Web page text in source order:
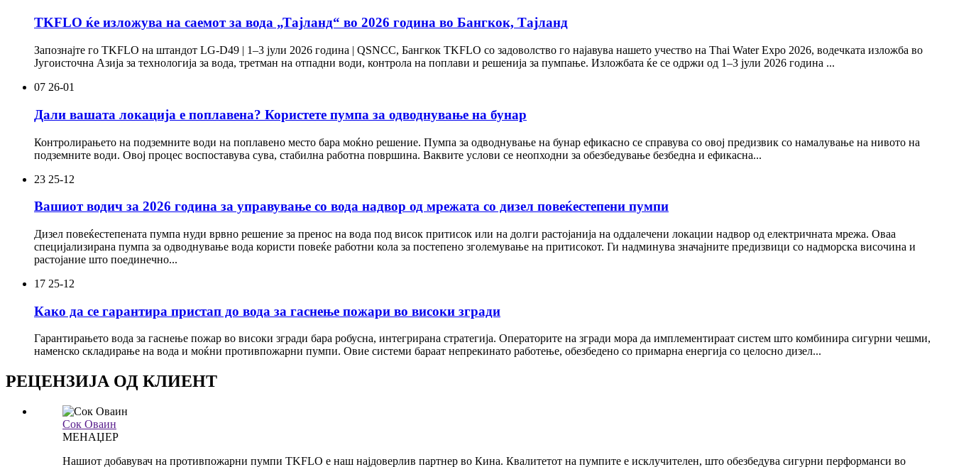
TKFLO ќе изложува на саемот за вода „Тајланд“ во 2026 година во Бангкок, Тајланд
Запознајте го TKFLO на штандот LG-D49 | 1–3 јули 2026 година | QSNCC, Бангкок TKFLO со задоволство го најавува нашето учество на Thai Water Expo 2026, водечката изложба во
Југоисточна Азија за технологија за вода, третман на отпадни води, контрола на поплави и решенија за пумпање. Изложбата ќе се одржи од 1–3 јули 2026 година ...
07 26-01
Дали вашата локација е поплавена? Користете пумпа за одводнување на бунар
Контролирањето на подземните води на поплавено место бара моќно решение. Пумпа за одводнување на бунар ефикасно се справува со овој предизвик со намалување на нивото на
подземните води. Овој процес воспоставува сува, стабилна работна површина. Ваквите услови се неопходни за обезбедување безбедна и ефикасна...
23 25-12
Вашиот водич за 2026 година за управување со вода надвор од мрежата со дизел повеќестепени пумпи
Дизел повеќестепената пумпа нуди врвно решение за пренос на вода под висок притисок или на долги растојанија на оддалечени локации надвор од електричната мрежа. Оваа
специјализирана пумпа за одводнување вода користи повеќе работни кола за постепено зголемување на притисокот. Ги надминува значајните предизвици со надморска височина и
растојание што поединечно...
17 25-12
Како да се гарантира пристап до вода за гаснење пожари во високи згради
Гарантирањето вода за гаснење пожар во високи згради бара робусна, интегрирана стратегија. Операторите на згради мора да имплементираат систем што комбинира сигурни чешми,
наменско складирање на вода и моќни противпожарни пумпи. Овие системи бараат непрекинато работење, обезбедено со примарна енергија со целосно дизел...
РЕЦЕНЗИЈА ОД КЛИЕНТ
Сок Оваин
МЕНАЏЕР
Нашиот добавувач на противпожарни пумпи TKFLO е наш најдоверлив партнер во Кина. Квалитетот на пумпите е исклучителен, што обезбедува сигурни перформанси во